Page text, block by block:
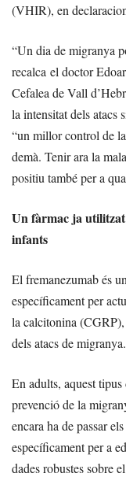
(VHIR), en
“Un dia de migranya
recalca el doctor
Cefalea de Vall
la intensitat dels atacs
“un millor control de
demà. Tenir ara la
positiu també per a
Un fàrmac ja utilitzat
infants
El fremanezumab és
específicament per
la calcitonina
dels atacs de migranya.
En adults, aquest
prevenció de la
encara ha de passar
específicament per a
dades robustes sobre